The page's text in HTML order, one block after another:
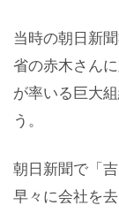
当時の朝日新
省の赤木さん
が率いる巨大
う。
朝日新聞で「
早々に会社を